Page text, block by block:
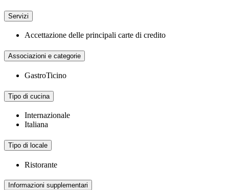
Servizi
Accettazione delle principali carte di credito
Associazioni e categorie
GastroTicino
Tipo di cucina
Internazionale
Italiana
Tipo di locale
Ristorante
Informazioni supplementari